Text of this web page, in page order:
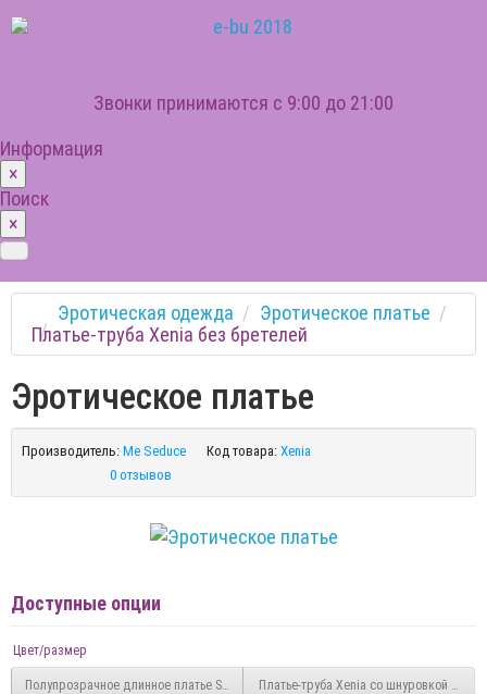
Звонки принимаются с 9:00 до 21:00
Информация
×
Поиск
×
Эротическая одежда
Эротическое платье
Платье-труба Xenia без бретелей
Эротическое платье
Производитель: Me Seduce Код товара: Xenia
0 отзывов
Доступные опции
Цвет/размер
Полупрозрачное длинное платье Sarah с воротником-стойкой
Платье-труба Xenia со шнуровкой на